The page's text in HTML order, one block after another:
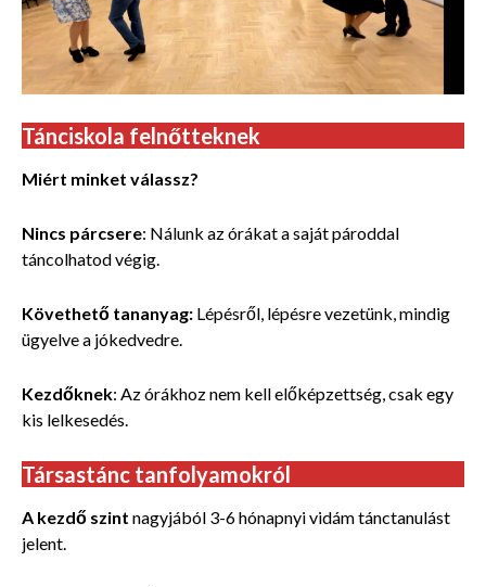
Tánciskola felnőtteknek
Miért minket válassz?
Nincs párcsere: Nálunk az órákat a saját pároddal
táncolhatod végig.
Követhető tananyag: Lépésről, lépésre vezetünk, mindig
ügyelve a jókedvedre.
Kezdőknek: Az órákhoz nem kell előképzettség, csak egy
kis lelkesedés.
Társastánc tanfolyamokról
A kezdő szint nagyjából 3-6 hónapnyi vidám tánctanulást
jelent.